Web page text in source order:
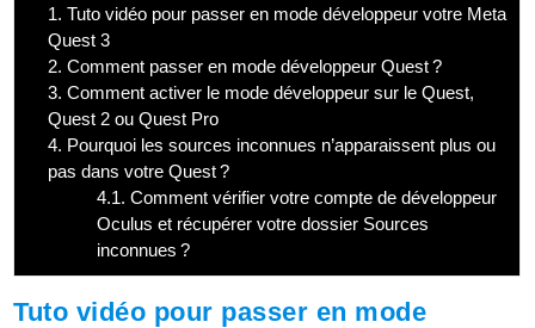
1. Tuto vidéo pour passer en mode développeur votre Meta
Quest 3
2. Comment passer en mode développeur Quest ?
3. Comment activer le mode développeur sur le Quest,
Quest 2 ou Quest Pro
4. Pourquoi les sources inconnues n’apparaissent plus ou
pas dans votre Quest ?
4.1. Comment vérifier votre compte de développeur
Oculus et récupérer votre dossier Sources
inconnues ?
Tuto vidéo pour passer en mode